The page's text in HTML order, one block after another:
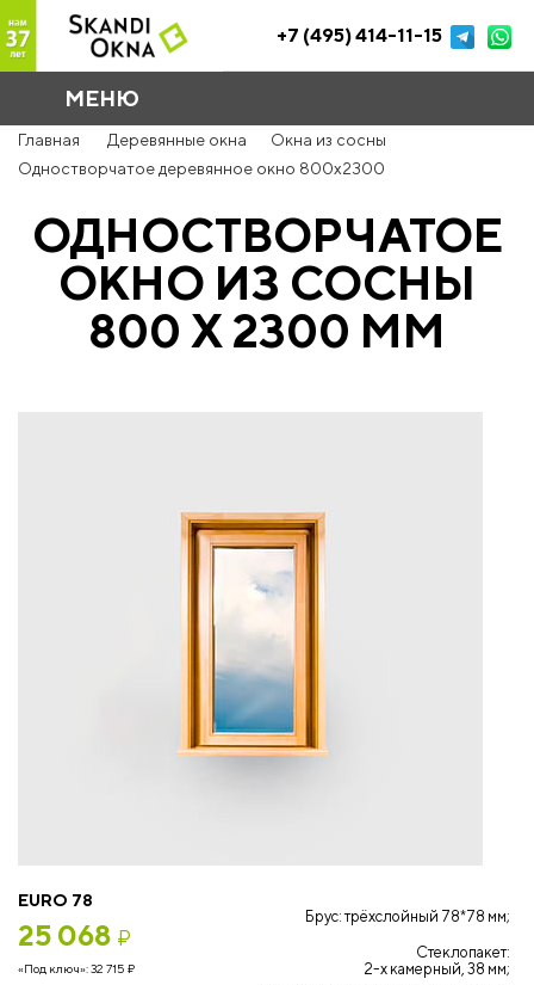
+7 (495) 414-11-15
МЕНЮ
Главная Деревянные окна
Окна из сосны
Одностворчатое деревянное окно 800x2300
ОДНОСТВОРЧАТОЕ
ОКНО ИЗ СОСНЫ
800 Х 2300 ММ
EURO 78
25 068 ₽
«Под ключ»:32 715 ₽
Брус: трёхслойный 78*78 мм;
Стеклопакет:
2-х камерный, 38 мм;